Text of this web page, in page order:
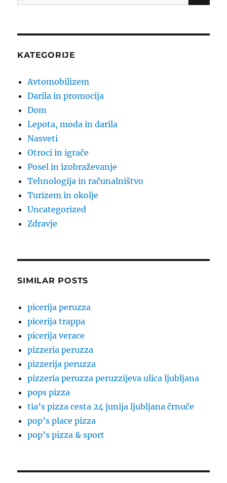
for:
KATEGORIJE
Avtomobilizem
Darila in promocija
Dom
Lepota, moda in darila
Nasveti
Otroci in igrače
Posel in izobraževanje
Tehnologija in računalništvo
Turizem in okolje
Uncategorized
Zdravje
SIMILAR POSTS
picerija peruzza
picerija trappa
picerija verace
pizzeria peruzza
pizzerija peruzza
pizzeria peruzza peruzzijeva ulica ljubljana
pops pizza
tia’s pizza cesta 24 junija ljubljana črnuče
pop’s place pizza
pop’s pizza & sport